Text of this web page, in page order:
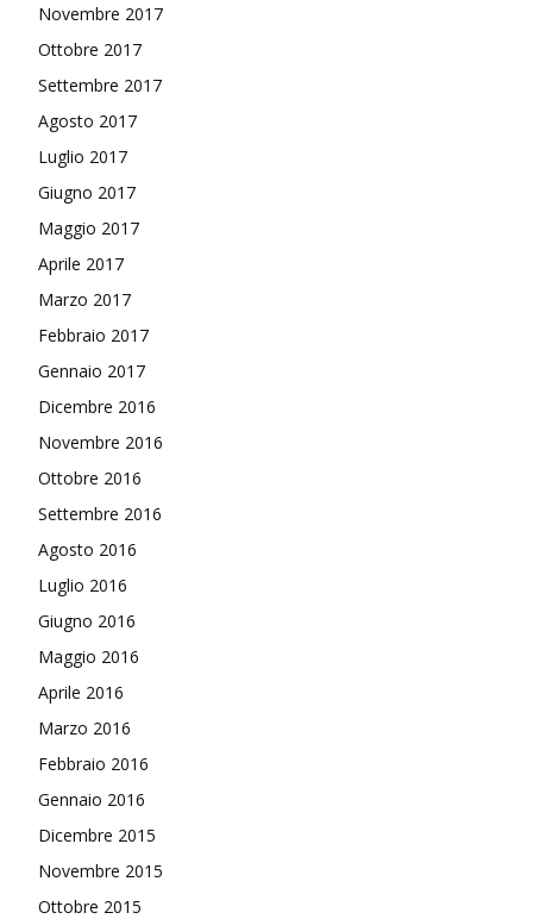
Novembre 2017
Ottobre 2017
Settembre 2017
Agosto 2017
Luglio 2017
Giugno 2017
Maggio 2017
Aprile 2017
Marzo 2017
Febbraio 2017
Gennaio 2017
Dicembre 2016
Novembre 2016
Ottobre 2016
Settembre 2016
Agosto 2016
Luglio 2016
Giugno 2016
Maggio 2016
Aprile 2016
Marzo 2016
Febbraio 2016
Gennaio 2016
Dicembre 2015
Novembre 2015
Ottobre 2015